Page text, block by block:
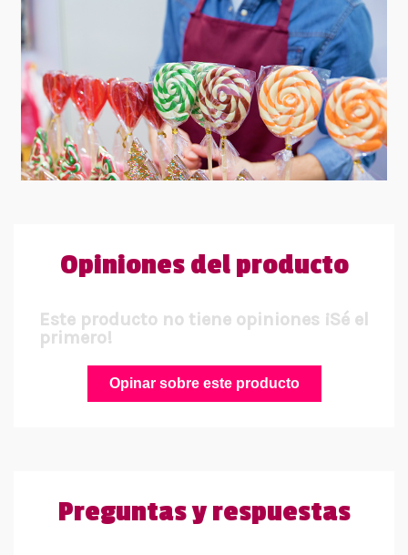
Opiniones del producto
Este producto no tiene opiniones ¡Sé el
primero!
Opinar sobre este producto
Preguntas y respuestas